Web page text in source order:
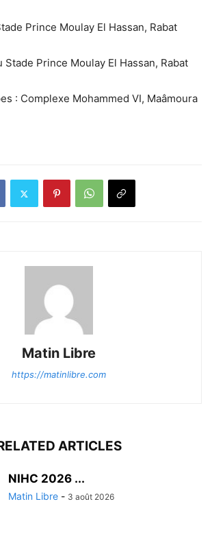
Prince Moulay El Hassan, Rabat
Stade Prince Moulay El Hassan, Rabat
: Complexe Mohammed VI, Maâmoura
Matin Libre
https://matinlibre.com
ARTICLES
‎NIHC 2026 ...
Matin Libre - 3 août 2026